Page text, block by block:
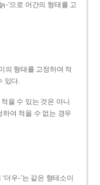
-’으로 어간의 형태를 고
의 형태를 고정하여 적
있다.
을 수 있는 것은 아니
여 적을 수 없는 경우
더우-­’는 같은 형태소이